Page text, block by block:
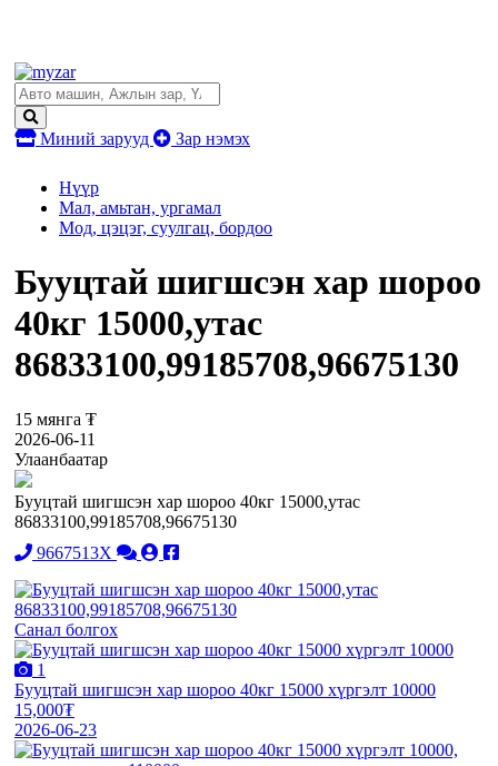
Миний зарууд Зар нэмэх
Нүүр
Мал, амьтан, ургамал
Мод, цэцэг, суулгац, бордоо
Бууцтай шигшсэн хар шороо
40кг 15000,утас
86833100,99185708,96675130
15 мянга ₮
2026-06-11
Улаанбаатар
Бууцтай шигшсэн хар шороо 40кг 15000,утас
86833100,99185708,96675130
9667513X
Санал болгох
1
Бууцтай шигшсэн хар шороо 40кг 15000 хүргэлт 10000
15,000₮
2026-06-23